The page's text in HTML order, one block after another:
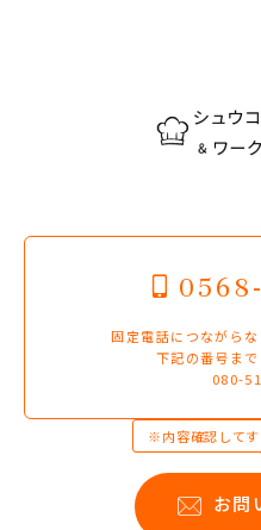
固定電話につながら
下記の番号まで
080-
※内容確認して
お問